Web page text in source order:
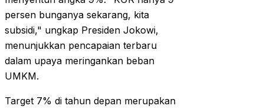
persen bunganya sekarang, kita
subsidi," ungkap Presiden Jokowi,
menunjukkan pencapaian terbaru
dalam upaya meringankan beban
UMKM.
Target 7% di tahun depan merupakan